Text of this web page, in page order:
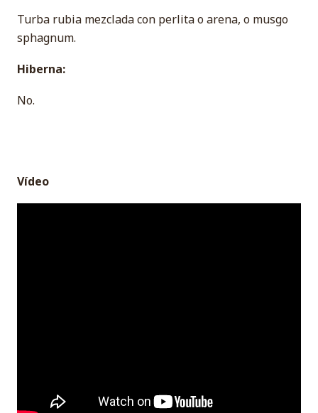
Turba rubia mezclada con perlita o arena, o musgo
sphagnum.
Hiberna:
No.
Vídeo